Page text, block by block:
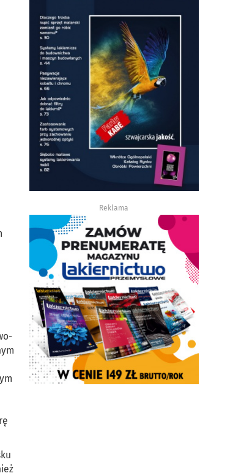
Reklama